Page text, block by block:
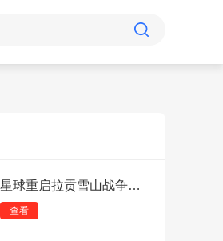
星球重启拉贡雪山战争通讯记录怎么获得？
查看